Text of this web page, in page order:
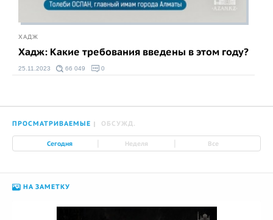
ХАДЖ
Хадж: Какие требования введены в этом году?
25.11.2023 66 049 0
ПРОСМАТРИВАЕМЫЕ ОБСУЖД.
Сегодня Неделя Все
НА ЗАМЕТКУ